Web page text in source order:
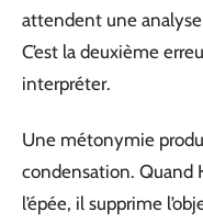
attendent une
C’est la deuxième
interpréter.
Une métonymie
condensation. Quand
l’épée, il supprime